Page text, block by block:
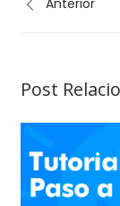
Anterior
Post